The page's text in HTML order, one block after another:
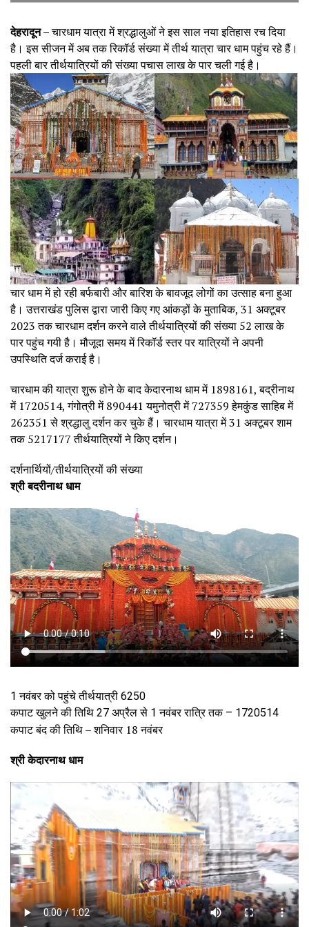
देहरादून –चारधाम यात्रा में श्रद्धालुओं ने इस साल नया इतिहास रच दिया
है। इस सीजन में अब तक रिकॉर्ड संख्या में तीर्थ यात्रा चार धाम पहुंच रहे हैं।
पहली बार तीर्थयात्रियों की संख्या पचास लाख के पार चली गई है।
चार धाम में हो रही बर्फबारी और बारिश के बावजूद लोगों का उत्साह बना हुआ
है। उत्तराखंड पुलिस द्वारा जारी किए गए आंकड़ों के मुताबिक, 31 अक्टूबर
2023 तक चारधाम दर्शन करने वाले तीर्थयात्रियों की संख्या 52 लाख के
पार पहुंच गयी है। मौजूदा समय में रिकॉर्ड स्तर पर यात्रियों ने अपनी
उपस्थिति दर्ज कराई है।
चारधाम की यात्रा शुरू होने के बाद केदारनाथ धाम में 1898161, बद्रीनाथ
में 1720514, गंगोत्री में 890441 यमुनोत्री में 727359 हेमकुंड साहिब में
262351 से श्रद्धालु दर्शन कर चुके हैं। चारधाम यात्रा में 31 अक्टूबर शाम
तक 5217177 तीर्थयात्रियों ने किए दर्शन।
दर्शनार्थियों/तीर्थयात्रियों की संख्या
श्री बदरीनाथ धाम
1 नवंबर को पहुंचे तीर्थयात्री 6250
कपाट खुलने की तिथि 27 अप्रैल से 1 नवंबर रात्रि तक – 1720514
कपाट बंद की तिथि – शनिवार 18 नवंबर
श्री केदारनाथ धाम